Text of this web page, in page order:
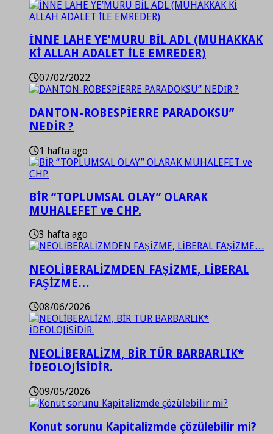
İNNE LAHE YE’MURU BİL ADL (MUHAKKAK
Kİ ALLAH ADALET İLE EMREDER)
07/02/2022
DANTON-ROBESPİERRE PARADOKSU”
NEDİR ?
1 hafta ago
BİR “TOPLUMSAL OLAY” OLARAK
MUHALEFET ve CHP.
3 hafta ago
NEOLİBERALİZMDEN FAŞİZME, LİBERAL
FAŞİZME…
08/06/2026
NEOLİBERALİZM, BİR TÜR BARBARLIK*
İDEOLOJİSİDİR.
09/05/2026
Konut sorunu Kapitalizmde çözülebilir mi?